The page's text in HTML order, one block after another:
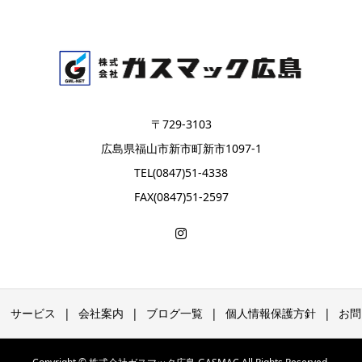
〒729-3103
広島県福山市新市町新市1097-1
TEL(0847)51-4338
FAX(0847)51-2597
サービス 会社案内 ブログ一覧 個人情報保護方針 お